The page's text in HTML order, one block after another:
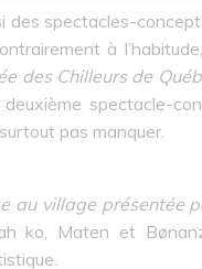
des spectacles-
à
des Chilleurs de
spectacle-
pas manquer.
au village présentée
ko, Maten et